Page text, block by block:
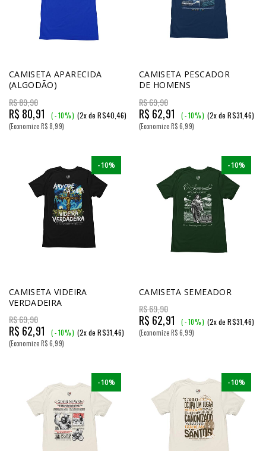
CAMISETA APARECIDA
(ALGODÃO)
R$ 89,90
R$ 80,91 ( - 10% ) (2x de R$40,46)
(Economize R$ 8,99)
CAMISETA PESCADOR
DE HOMENS
R$ 69,90
R$ 62,91 ( - 10% ) (2x de R$31,46)
(Economize R$ 6,99)
-10%
CAMISETA VIDEIRA
VERDADEIRA
R$ 69,90
R$ 62,91 ( - 10% ) (2x de R$31,46)
(Economize R$ 6,99)
-10%
CAMISETA SEMEADOR
R$ 69,90
R$ 62,91 ( - 10% ) (2x de R$31,46)
(Economize R$ 6,99)
-10% -10%